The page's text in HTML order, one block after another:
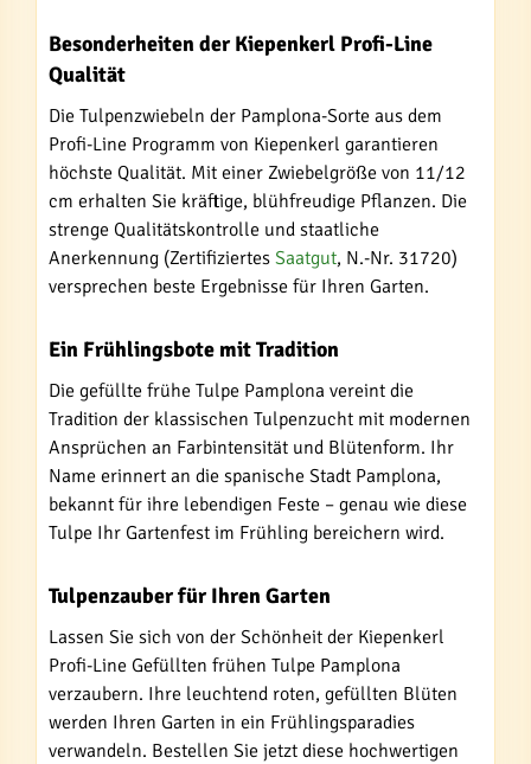
Besonderheiten der Kiepenkerl Profi-Line
Qualität
Die Tulpenzwiebeln der Pamplona-Sorte aus dem
Profi-Line Programm von Kiepenkerl garantieren
höchste Qualität. Mit einer Zwiebelgröße von 11/12
cm erhalten Sie kräftige, blühfreudige Pflanzen. Die
strenge Qualitätskontrolle und staatliche
Anerkennung (Zertifiziertes Saatgut, N.-Nr. 31720)
versprechen beste Ergebnisse für Ihren Garten.
Ein Frühlingsbote mit Tradition
Die gefüllte frühe Tulpe Pamplona vereint die
Tradition der klassischen Tulpenzucht mit modernen
Ansprüchen an Farbintensität und Blütenform. Ihr
Name erinnert an die spanische Stadt Pamplona,
bekannt für ihre lebendigen Feste – genau wie diese
Tulpe Ihr Gartenfest im Frühling bereichern wird.
Tulpenzauber für Ihren Garten
Lassen Sie sich von der Schönheit der Kiepenkerl
Profi-Line Gefüllten frühen Tulpe Pamplona
verzaubern. Ihre leuchtend roten, gefüllten Blüten
werden Ihren Garten in ein Frühlingsparadies
verwandeln. Bestellen Sie jetzt diese hochwertigen